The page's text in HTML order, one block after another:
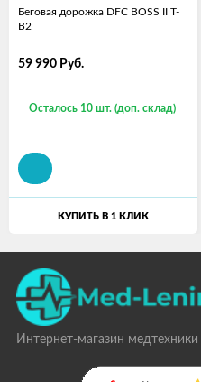
Беговая дорожка DFC BOSS II T-
B2
59 990 Руб.
Осталось 10 шт. (доп. склад)
КУПИТЬ В 1 КЛИК
Интернет-магазин медтехники